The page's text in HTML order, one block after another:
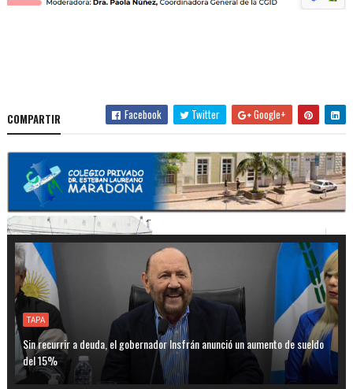
COMPARTIR Facebook Twitter Google+
TAPA
Sin recurrir a deuda, el gobernador Insfrán anunció un aumento de sueldo
del 15%